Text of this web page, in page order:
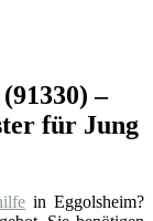
–
für Jung
in Eggolsheim?